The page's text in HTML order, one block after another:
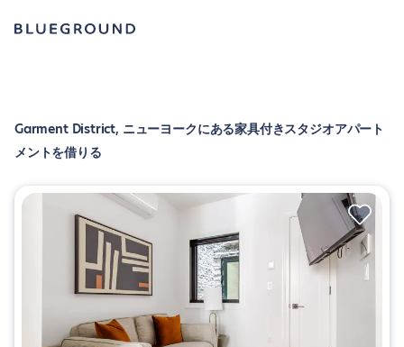
Garment District, ニューヨークにある家具付きスタジオアパート
メントを借りる